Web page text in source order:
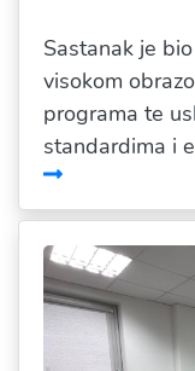
Sastanak je
visokom
programa te
standardima i